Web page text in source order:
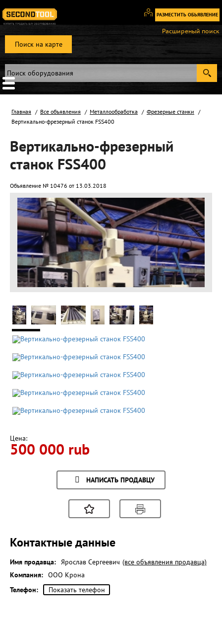
РАЗМЕСТИТЬ ОБЬЯВЛЕНИЕ
Вход
Регистрация
Поиск на карте
Расширеный поиск
Главная Все объявления Металлообработка
Фрезерные станки
Вертикально-фрезерный станок FSS400
Вертикально-фрезерный
станок FSS400
Объявление № 10476 от 13.03.2018
Цена:
500 000 rub
НАПИСАТЬ ПРОДАВЦУ
Контактные данные
Имя продавца: Ярослав Сергеевич (все объявления продавца)
Компания: ООО Крона
Телефон:
Показать телефон